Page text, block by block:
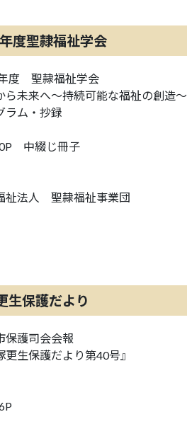
度聖隷福祉学会
度 聖隷福祉学会
ら未来へ～持続可能な福祉の創造～
ラム・抄録
中綴じ冊子
祉法人 聖隷福祉事業団
生保護だより
保護司会会報
更生保護だより第40号』